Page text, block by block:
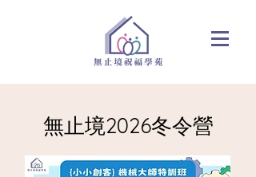
無止境2026冬令營